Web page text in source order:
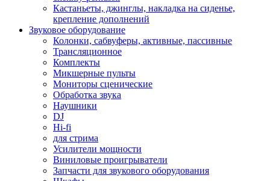
Кастаньеты, джинглы, накладка на сиденье,
крепление дополнений
Звуковое оборудование
Колонки, сабвуферы, активные, пассивные
Трансляционное
Комплекты
Микшерные пульты
Мониторы сценические
Обработка звука
Наушники
DJ
Hi-fi
для стрима
Усилители мощности
Виниловые проигрыватели
Запчасти для звукового оборудования